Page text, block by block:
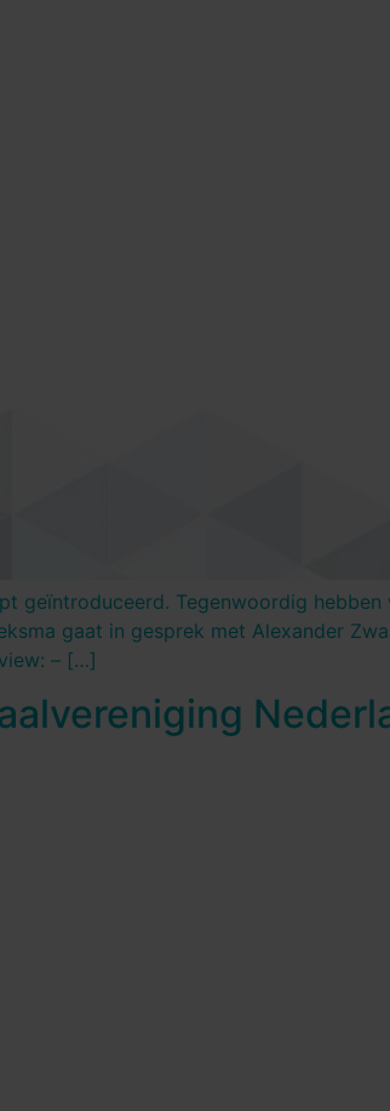
geïntroduceerd. Tegenwoordig
gaat in gesprek met Alexander
– […]